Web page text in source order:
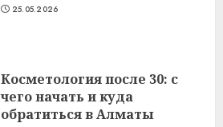
25.05.2026
Косметология после 30: с
чего начать и куда
обратиться в Алматы